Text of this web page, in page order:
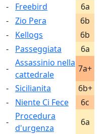
-
Freebird 6a
- Zio Pera 6b
-
Kellogs 6b
-
Passeggiata 6a
-
Assassinio nella
cattedrale
7a+
- Sicilianita 6b+
-
Niente Ci Fece 6c
-
Procedura
d'urgenza
6a